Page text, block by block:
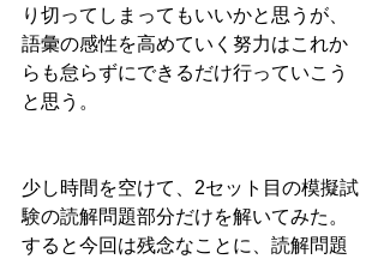
り切ってしまってもいいかと思うが、
語彙の感性を高めていく努力はこれか
らも怠らずにできるだけ行っていこう
と思う。
少し時間を空けて、2セット目の模擬試
験の読解問題部分だけを解いてみた。
すると今回は残念なことに、読解問題